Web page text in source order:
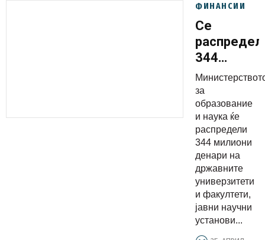
ФИНАНСИИ
Се
344
милиони
денари за
развој на
научно –
во
државата
и за
на
за
образование
и наука ќе
распредели
344 милиони
денари на
државните
универзитети
и факултети,
јавни научни
установи...